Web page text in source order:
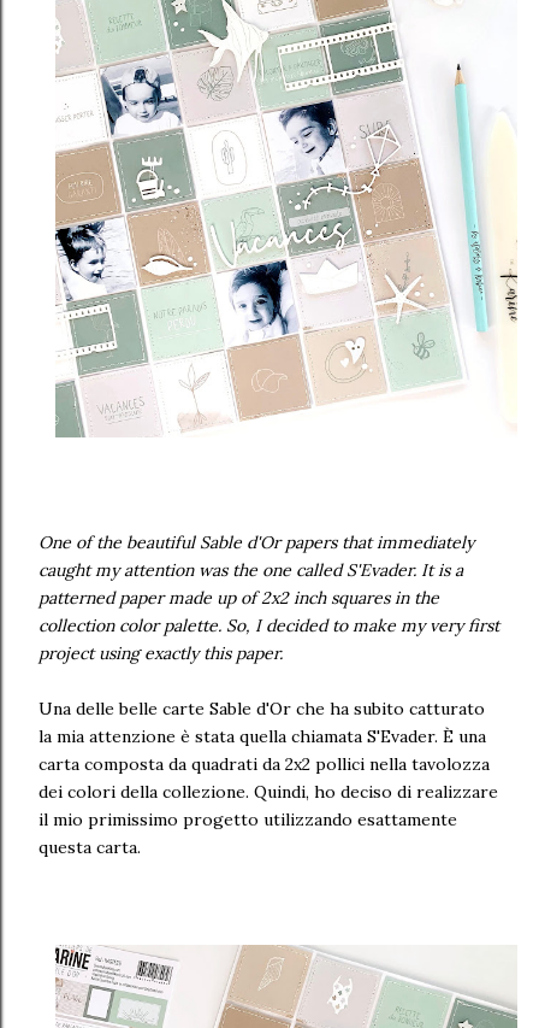
One of the beautiful Sable d'Or papers that immediately
caught my attention was the one called S'Evader. It is a
patterned paper made up of 2x2 inch squares in the
collection color palette. So, I decided to make my very first
project using exactly this paper.
Una delle belle carte Sable d'Or che ha subito catturato
la mia attenzione è stata quella chiamata S'Evader. È una
carta composta da quadrati da 2x2 pollici nella tavolozza
dei colori della collezione. Quindi, ho deciso di realizzare
il mio primissimo progetto utilizzando esattamente
questa carta.